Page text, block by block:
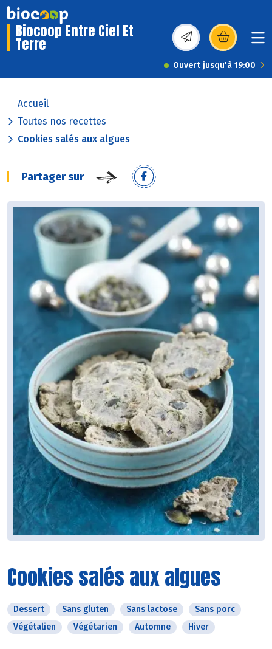
Biocoop Entre Ciel Et
Terre (s’ouvre dans une
Ouvert jusqu'à 19:00
Accueil
Toutes nos recettes
Cookies salés aux algues
Partager sur
Cookies salés aux algues
Dessert Sans gluten Sans lactose
Sans porc
Végétalien
Végétarien Automne Hiver